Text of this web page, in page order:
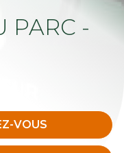
PARC -
VOUS